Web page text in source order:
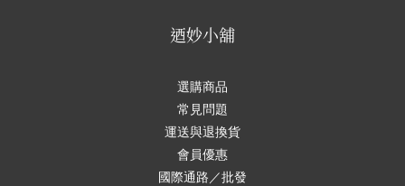
迺妙小舖
選購商品
常見問題
運送與退換貨
會員優惠
國際通路／批發